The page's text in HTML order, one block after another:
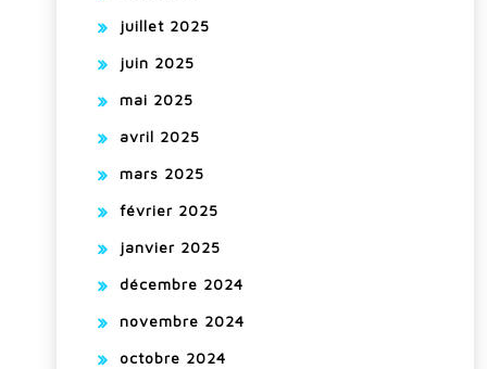
juillet 2025
juin 2025
mai 2025
avril 2025
mars 2025
février 2025
janvier 2025
décembre 2024
novembre 2024
octobre 2024